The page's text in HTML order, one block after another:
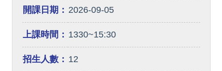
開課日期： 2026-09-05
上課時間： 1330~15:30
招生人數： 12